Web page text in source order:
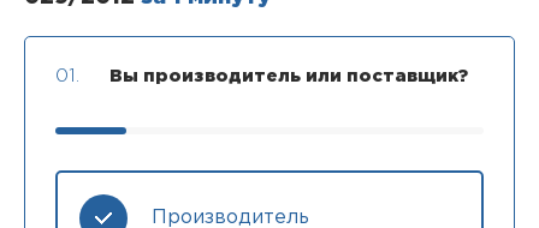
01. Вы производитель или поставщик?
Производитель